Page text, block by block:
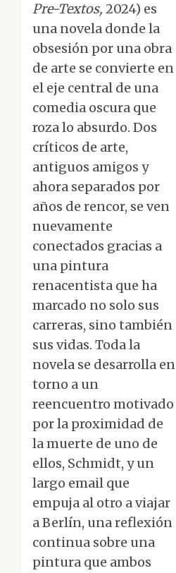
Pre-Textos, 2024) es
una novela donde la
obsesión por una obra
de arte se convierte en
el eje central de una
comedia oscura que
roza lo absurdo. Dos
críticos de arte,
antiguos amigos y
ahora separados por
años de rencor, se ven
nuevamente
conectados gracias a
una pintura
renacentista que ha
marcado no solo sus
carreras, sino también
sus vidas. Toda la
novela se desarrolla en
torno a un
reencuentro motivado
por la proximidad de
la muerte de uno de
ellos, Schmidt, y un
largo email que
empuja al otro a viajar
a Berlín, una reflexión
continua sobre una
pintura que ambos